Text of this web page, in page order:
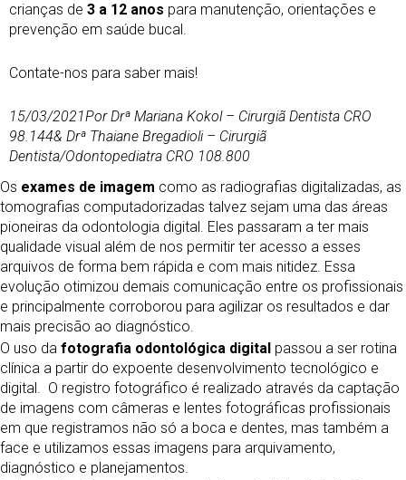
crianças de 3 a 12 anos para manutenção, orientações e
prevenção em saúde bucal.
Contate-nos para saber mais!
15/03/2021Por Drª Mariana Kokol – Cirurgiã Dentista CRO
98.144& Drª Thaiane Bregadioli – Cirurgiã
Dentista/Odontopediatra CRO 108.800
Os exames de imagem como as radiografias digitalizadas, as
tomografias computadorizadas talvez sejam uma das áreas
pioneiras da odontologia digital. Eles passaram a ter mais
qualidade visual além de nos permitir ter acesso a esses
arquivos de forma bem rápida e com mais nitidez. Essa
evolução otimizou demais comunicação entre os profissionais
e principalmente corroborou para agilizar os resultados e dar
mais precisão ao diagnóstico.
O uso da fotografia odontológica digital passou a ser rotina
clínica a partir do expoente desenvolvimento tecnológico e
digital. O registro fotográfico é realizado através da captação
de imagens com câmeras e lentes fotográficas profissionais
em que registramos não só a boca e dentes, mas também a
face e utilizamos essas imagens para arquivamento,
diagnóstico e planejamentos.